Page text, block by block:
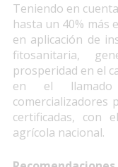
Teniendo en
hasta un 40% más
en aplicación de
fitosanitaria,
prosperidad en el
en el
comercializadores
certificadas, con
agrícola nacional.